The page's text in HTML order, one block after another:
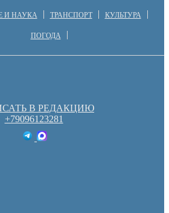
И НАУКА ТРАНСПОРТ КУЛЬТУРА
ПОГОДА
В РЕДАКЦИЮ
+79096123281